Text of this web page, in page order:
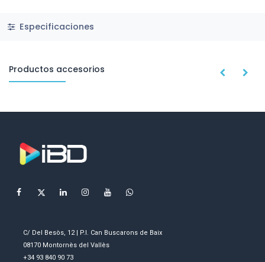
Especificaciones
Productos accesorios
C/ Del Besòs, 12 | P.I. Can Buscarons de Baix
08170 Montornès del Vallès
+34 93 840 90 73